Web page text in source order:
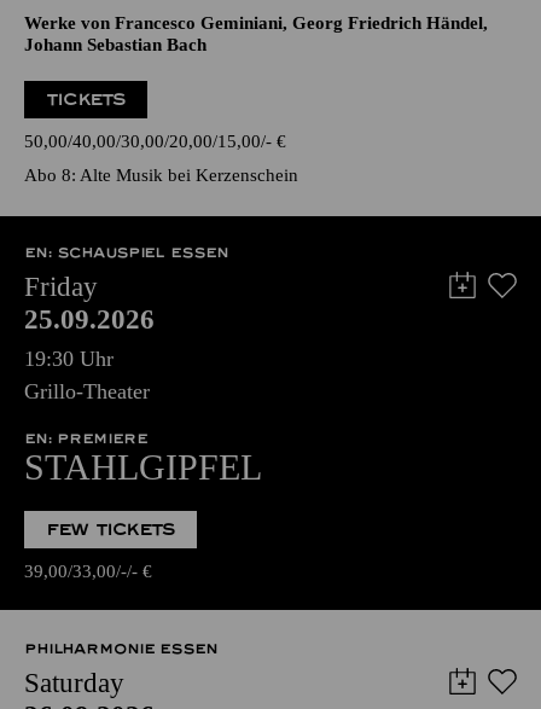
Werke von Francesco Geminiani, Georg Friedrich Händel,
Johann Sebastian Bach
TICKETS
50,00 40,00 30,00 20,00 15,00 - €
Abo 8: Alte Musik bei Kerzenschein
EN: SCHAUSPIEL ESSEN
Friday
25.09.2026
19:30 Uhr
Grillo-Theater
EN: PREMIERE
STAHLGIPFEL
FEW TICKETS
39,00 33,00 - - €
PHILHARMONIE ESSEN
Saturday